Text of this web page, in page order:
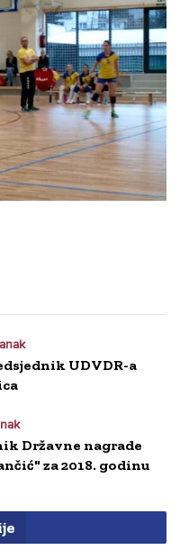
UDVDR-a
Državne nagrade
za 2018. godinu